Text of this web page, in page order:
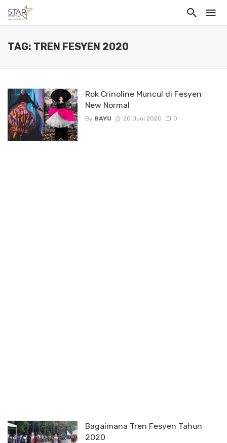
TAG: TREN FESYEN 2020
Rok Crinoline Muncul di Fesyen
New Normal
By BAYU 20 Juni 2020 0
Bagaimana Tren Fesyen Tahun
2020